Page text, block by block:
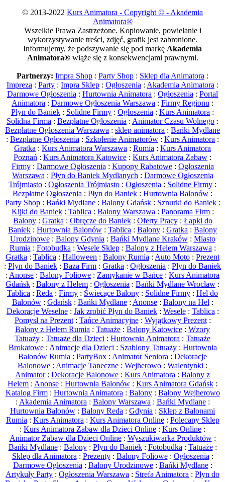
© 2013-2022 Kurs Animatora - Copyright © - Akademia
Animatora®
Wszelkie Prawa Zastrzeżone. Kopiowanie, powielanie i
wykorzystywanie treści, zdjęć, grafik jest zabronione.
Informujemy, że podszywanie się pod markę Akademia
Animatora®wiąże się z konsekwencjami prawnymi.
Partnerzy: Impra Shop : Party Shop : Sklep dla Animatora :
Impreza : Party : Impra Sklep : Ogłoszenia : Akademia Animatora :
Darmowe Ogłoszenia : Hurtownia Animatora : Ogłoszenia : Portal
Animatora : Darmowe Ogłoszenia Warszawa : Firmy Regionu :
Płyn do Baniek : Solidne Firmy : Ogłoszenia : Kurs Animatora :
Solidna Firma : Bezpłatne Ogłoszenia : Animator Czasu Wolnego :
Bezpłatne Ogłoszenia Warszawa : sklep animatora : Bańki Mydlane
: Bezpłatne Ogłoszenia : Szkolenie Animatorów : Kurs Animatora :
Gratka : Kurs Animatora Warszawa : Rumia : Kurs Animatora
Poznań : Kurs Animatora Katowice : Kurs Animatora Zabaw :
Firmy: Darmowe Ogłoszenia : Kupony Rabatowe: Ogłoszenia
Warszawa : Płyn do Baniek Mydlanych : Darmowe Ogłoszenia
Trójmiasto : Ogłoszenia Trójmiasto : Ogłoszenia : Solidne Firmy :
Bezpłatne Ogłoszenia : Płyn do Baniek : Hurtownia Balonów :
Party Shop: Bańki Mydlane: Balony Gdańsk: Sznurki do Baniek:
Kijki do Baniek: Tablica : Balony Warszawa : Panorama Firm:
Balony: Gratka : Obręcze do Baniek: Oferty Pracy: Łapki do
Baniek : Hurtownia Balonów : Tablica : Balony : Gratka : Balony
Urodzinowe: Balony Gdynia : Bańki Mydlane Kraków: Miasto
Rumia : Fotobudka : Wesele Sklep: Balony z Helem Warszawa :
Gratka : Tablica : Halloween : Balony Rumia : Auto Moto : Prezent
: Płyn do Baniek : Baza Firm : Gratka : Ogłoszenia : Płyn do Baniek
: Anonse : Balony Foliowe : Zamykanie w Bańce : Kurs Animatora
Gdańsk : Balony z Helem : Ogłoszenia : Bańki Mydlane Wrocław :
Tablica : Reda : Firmy : Świecące Balony : Solidne Firmy : Hel do
Balonów: Gdańsk: Bańki Mydlane: Anonse: Balony na Hel :
Dekoracje Weselne: Jak zrobić Płyn do Baniek: Wesele: Tablica :
Pomysł na Prezent: Tańce Animacyjne: Wyjątkowy Prezent:
Balony z Helem Rumia : Tatuaże : Balony Katowice : Wzory
Tatuaży : Tatuaże dla Dzieci : Hurtownia Animatora : Tatuaże
Brokatowe: Animacje dla Dzieci : Szablony Tatuaży: Hurtownia
Balonów Rumia : PartyBox : Animator Seniora : Dekoracje
Balonowe : Animacje Taneczne : Wejherowo : Walentynki :
Animator: Dekoracje Balonowe : Kurs Animatora : Balony z
Helem : Anonse : Hurtownia Balonów : Kurs Animatora Gdańsk :
Katalog Firm: Hurtownia Animatora : Balony: Balony Wejherowo
: Akademia Animatora : Balony Warszawa : Bańki Mydlane:
Hurtownia Balonów : Balony Reda : Gdynia : Sklep z Balonami
Rumia : Kurs Animatora : Kurs Animatora Online: Polecany Sklep
: Kurs Animatora Zabaw dla Dzieci Online : Kurs Online :
Animator Zabaw dla Dzieci Online: Wyszukiwarka Produktów:
Bańki Mydlane: Balony: Płyn do Baniek: Fotobudka : Tatuaże:
Sklep dla Animatora : Prezenty: Balony Foliowe: Ogłoszenia :
Darmowe Ogłoszenia : Balony Urodzinowe: Bańki Mydlane:
Artykuły Party : Ogłoszenia Warszawa : Strefa Animatora : Płyn do